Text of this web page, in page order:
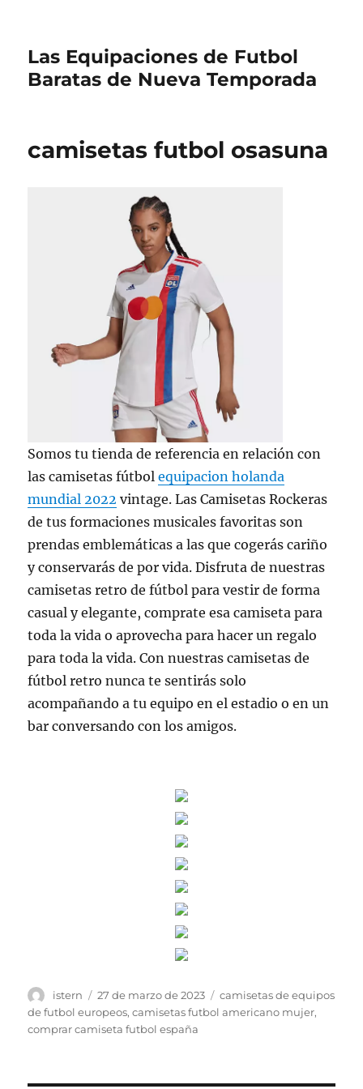
Las Equipaciones de Futbol
Baratas de Nueva Temporada
camisetas futbol osasuna
Somos tu tienda de referencia en relación con
las camisetas fútbolequipacion holanda
mundial 2022 vintage. Las Camisetas Rockeras
de tus formaciones musicales favoritas son
prendas emblemáticas a las que cogerás cariño
y conservarás de por vida. Disfruta de nuestras
camisetas retro de fútbol para vestir de forma
casual y elegante, comprate esa camiseta para
toda la vida o aprovecha para hacer un regalo
para toda la vida. Con nuestras camisetas de
fútbol retro nunca te sentirás solo
acompañando a tu equipo en el estadio o en un
bar conversando con los amigos.
Autor
istern
Publicado
el
27 de marzo de 2023 Etiquetas
camisetas de equipos
de futbol europeos,camisetas futbol americano mujer,
comprar camiseta futbol españa